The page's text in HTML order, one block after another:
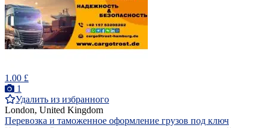
1.00 £
1
Удалить из избранного
London, United Kingdom
Перевозка и таможенное оформление грузов под ключ